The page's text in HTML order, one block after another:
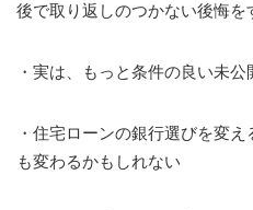
後で取り返しのつかない後悔を
・実は、もっと条件の良い未
・住宅ローンの銀行選びを変
も変わるかもしれない